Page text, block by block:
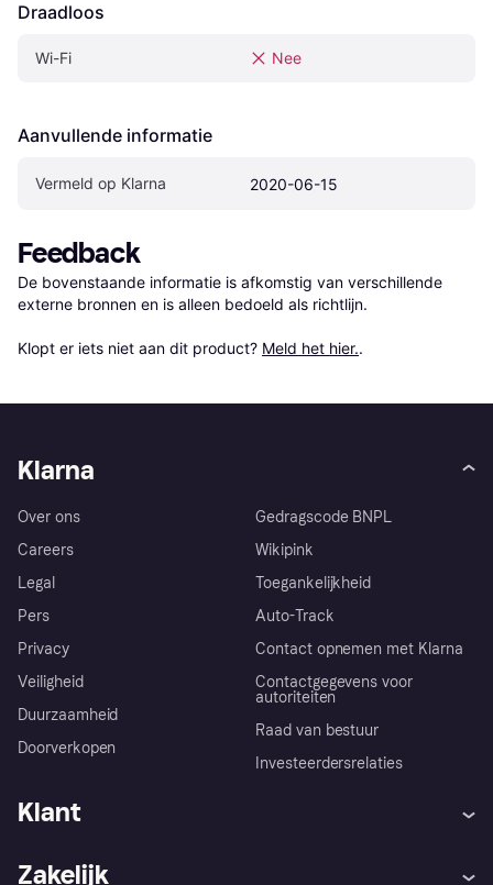
Draadloos
Wi-Fi Nee
Aanvullende informatie
Vermeld op Klarna 2020-06-15
Feedback
De bovenstaande informatie is afkomstig van verschillende
externe bronnen en is alleen bedoeld als richtlijn.
Klopt er iets niet aan dit product? Meld het hier..
Klarna
Over ons
Careers
Legal
Pers
Privacy
Veiligheid
Duurzaamheid
Doorverkopen
Gedragscode BNPL
Wikipink
Toegankelijkheid
Auto-Track
Contact opnemen met Klarna
Contactgegevens voor
autoriteiten
Raad van bestuur
Investeerdersrelaties
Klant
Zakelijk